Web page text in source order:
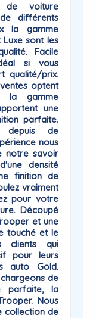
de voiture
différents
la gamme
Luxesont les
Facile
si vous
qualité/prix.
optent
la gamme
une
parfaite.
depuis de
nous
notre savoir
densité
finition de
vraiment
pour votre
Découpé
et une
touché et le
clients qui
pour leurs
auto Gold.
de
parfaite, la
Nous
collection de